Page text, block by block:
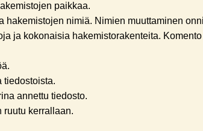
paikkaa.
hakemistojen nimiä. Nimien muuttaminen
ja kokonaisia hakemistorakenteita.
tiedostoista.
annettu tiedosto.
ruutu kerrallaan.